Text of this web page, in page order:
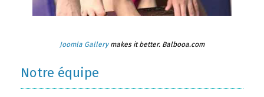
Joomla Gallerymakes it better. Balbooa.com
Notre équipe